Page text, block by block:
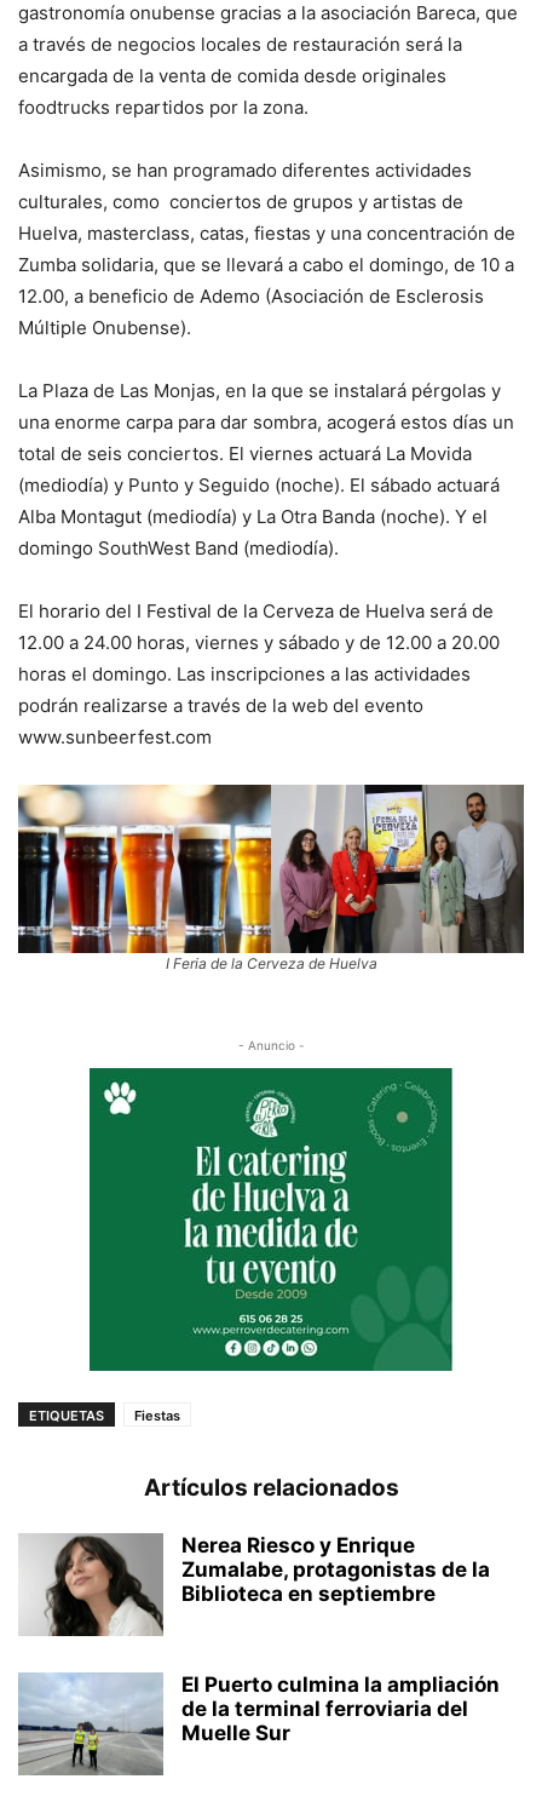
gastronomía onubense gracias a la asociación Bareca, que
a través de negocios locales de restauración será la
encargada de la venta de comida desde originales
foodtrucks repartidos por la zona.
Asimismo, se han programado diferentes actividades
culturales, como conciertos de grupos y artistas de
Huelva, masterclass, catas, fiestas y una concentración de
Zumba solidaria, que se llevará a cabo el domingo, de 10 a
12.00, a beneficio de Ademo (Asociación de Esclerosis
Múltiple Onubense).
La Plaza de Las Monjas, en la que se instalará pérgolas y
una enorme carpa para dar sombra, acogerá estos días un
total de seis conciertos. El viernes actuará La Movida
(mediodía) y Punto y Seguido (noche). El sábado actuará
Alba Montagut (mediodía) y La Otra Banda (noche). Y el
domingo SouthWest Band (mediodía).
El horario del I Festival de la Cerveza de Huelva será de
12.00 a 24.00 horas, viernes y sábado y de 12.00 a 20.00
horas el domingo. Las inscripciones a las actividades
podrán realizarse a través de la web del evento
www.sunbeerfest.com
I Feria de la Cerveza de Huelva
- Anuncio -
ETIQUETAS Fiestas
Artículos relacionados
Nerea Riesco y Enrique
Zumalabe, protagonistas de la
Biblioteca en septiembre
El Puerto culmina la ampliación
de la terminal ferroviaria del
Muelle Sur